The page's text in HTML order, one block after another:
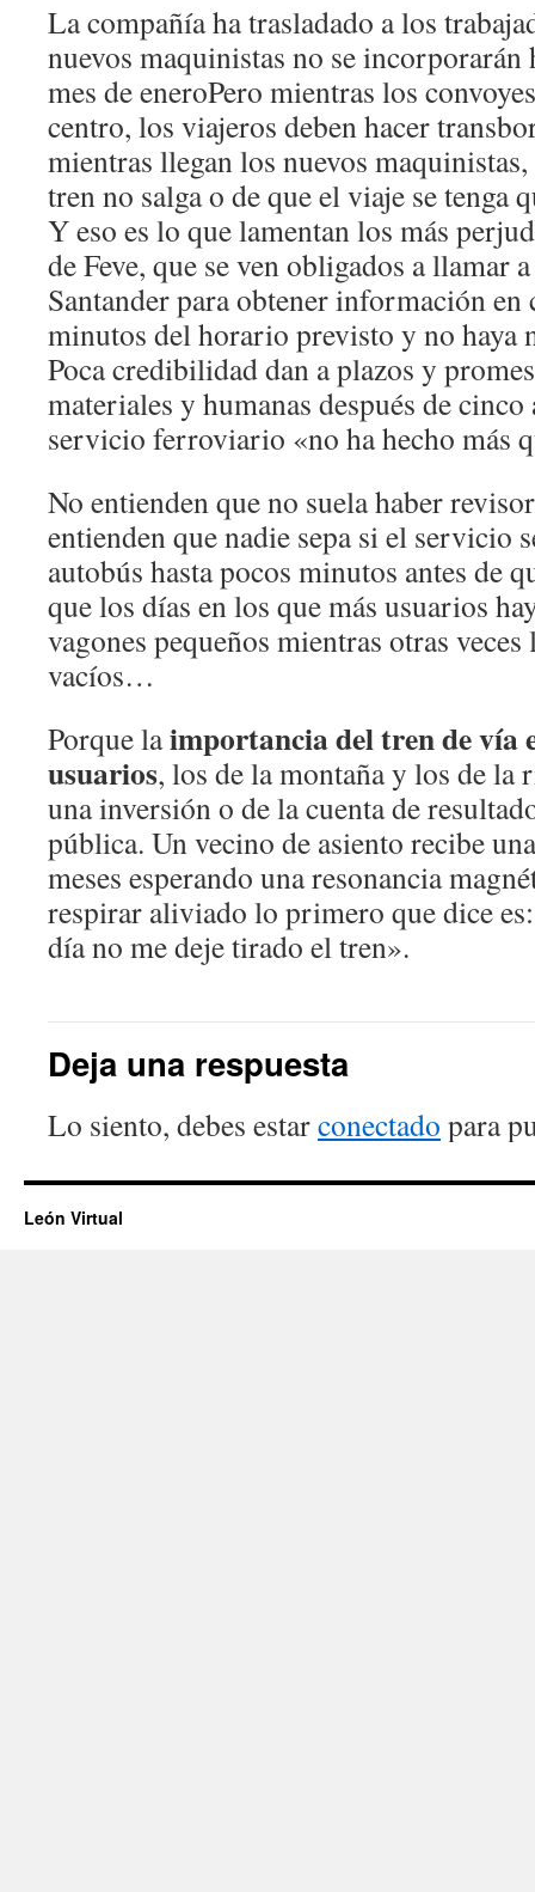
La compañía ha trasladado a los
nuevos maquinistas no se incorporarán
mes de eneroPero mientras los
centro, los viajeros deben hacer
mientras llegan los nuevos
tren no salga o de que el viaje se tenga
Y eso es lo que lamentan los más
de Feve, que se ven obligados a llamar
Santander para obtener información en
minutos del horario previsto y no haya
Poca credibilidad dan a plazos y
materiales y humanas después de
servicio ferroviario «no ha hecho más
No entienden que no suela haber
entienden que nadie sepa si el servicio
autobús hasta pocos minutos antes de
que los días en los que más usuarios
vagones pequeños mientras otras
vacíos…
Porque laimportancia del tren de vía
usuarios, los de la montaña y los de la
una inversión o de la cuenta de
pública. Un vecino de asiento recibe
meses esperando una resonancia
respirar aliviado lo primero que dice
día no me deje tirado el tren».
Deja una respuesta
Lo siento, debes estarconectado para
León Virtual